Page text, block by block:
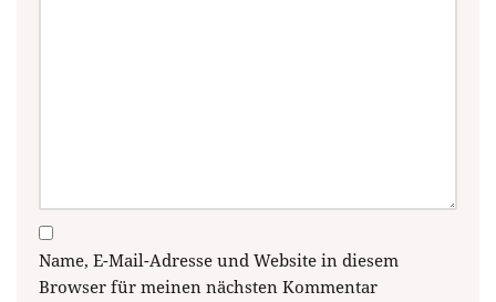
Name, E-Mail-Adresse und Website in diesem
Browser für meinen nächsten Kommentar